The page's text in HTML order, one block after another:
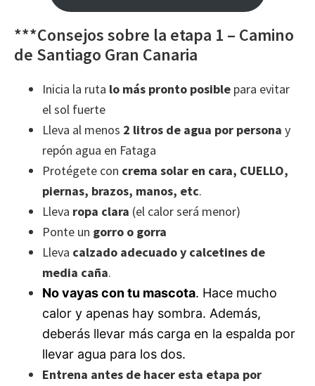
***Consejos sobre la etapa 1 – Camino
de Santiago Gran Canaria
Inicia la ruta lo más pronto posible para evitar
el sol fuerte
Lleva al menos 2 litros de agua por persona y
repón agua en Fataga
Protégete con crema solar en cara, CUELLO,
piernas, brazos, manos, etc.
Lleva ropa clara (el calor será menor)
Ponte un gorro o gorra
Lleva calzado adecuado y calcetines de
media caña.
No vayas con tu mascota. Hace mucho
calor y apenas hay sombra. Además,
deberás llevar más carga en la espalda por
llevar agua para los dos.
Entrena antes de hacer esta etapa por